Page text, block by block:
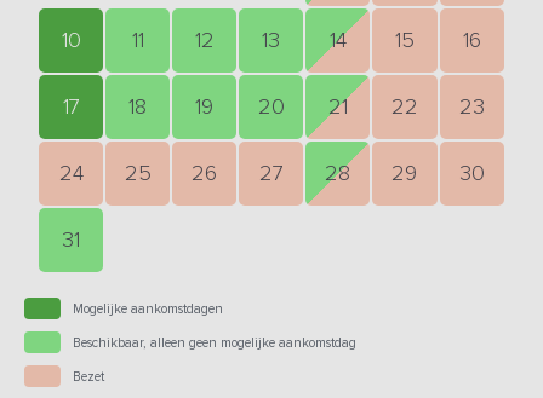
10 11 12 13 14 15 16
17 18 19 20 21 22 23
24 25 26 27 28 29 30
31
Mogelijke aankomstdagen
Beschikbaar, alleen geen mogelijke aankomstdag
Bezet